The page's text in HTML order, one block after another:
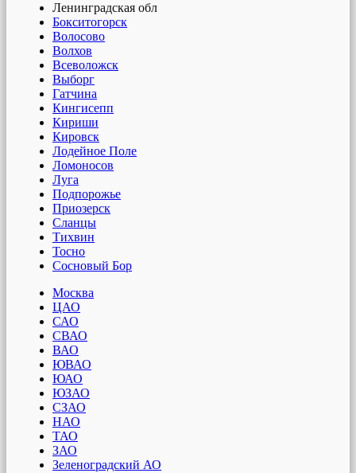
Ленинградская обл
Бокситогорск
Волосово
Волхов
Всеволожск
Выборг
Гатчина
Кингисепп
Кириши
Кировск
Лодейное Поле
Ломоносов
Луга
Подпорожье
Приозерск
Сланцы
Тихвин
Тосно
Сосновый Бор
Москва
ЦАО
САО
СВАО
ВАО
ЮВАО
ЮАО
ЮЗАО
СЗАО
НАО
ТАО
ЗАО
Зеленоградский АО